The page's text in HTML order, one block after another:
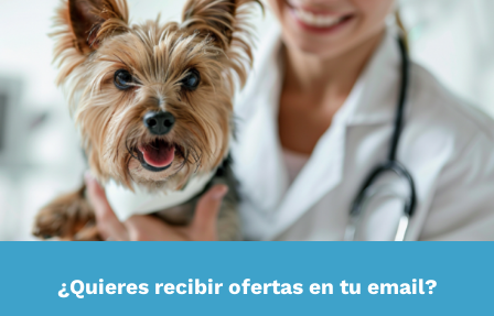
¿Quieres recibir ofertas en tu email?